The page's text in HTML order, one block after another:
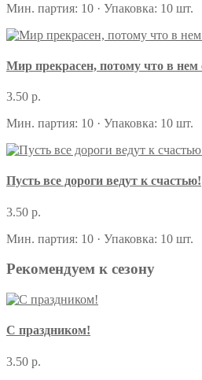
Мин. партия: 10 · Упаковка: 10 шт.
Мир прекрасен, потому что в нем
3.50 р.
Мин. партия: 10 · Упаковка: 10 шт.
Пусть все дороги ведут к счастью!
3.50 р.
Мин. партия: 10 · Упаковка: 10 шт.
Рекомендуем к сезону
С праздником!
3.50 р.